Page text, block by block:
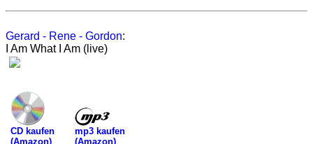
Gerard - Rene - Gordon:
I Am What I Am (live)
CD kaufen
(Amazon)
mp3 kaufen
(Amazon)